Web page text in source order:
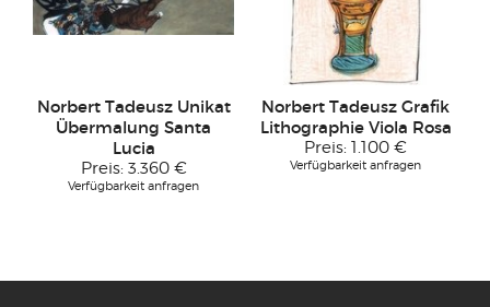
Norbert Tadeusz Unikat
Übermalung Santa
Lucia
Preis: 3.360 €
Verfügbarkeit anfragen
Norbert Tadeusz Grafik
Lithographie Viola Rosa
Preis: 1.100 €
Verfügbarkeit anfragen